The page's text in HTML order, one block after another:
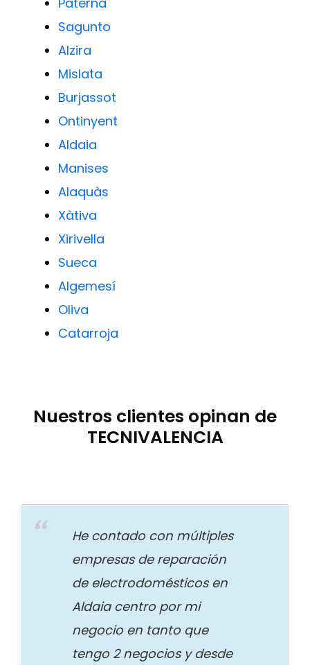
Sagunto
Alzira
Mislata
Burjassot
Ontinyent
Aldaia
Manises
Alaquàs
Xàtiva
Xirivella
Sueca
Algemesí
Oliva
Catarroja
Nuestros clientes opinan de
TECNIVALENCIA
He contado con múltiples
empresas de reparación
de electrodomésticos en
Aldaia centro por mi
negocio en tanto que
tengo 2 negocios y desde